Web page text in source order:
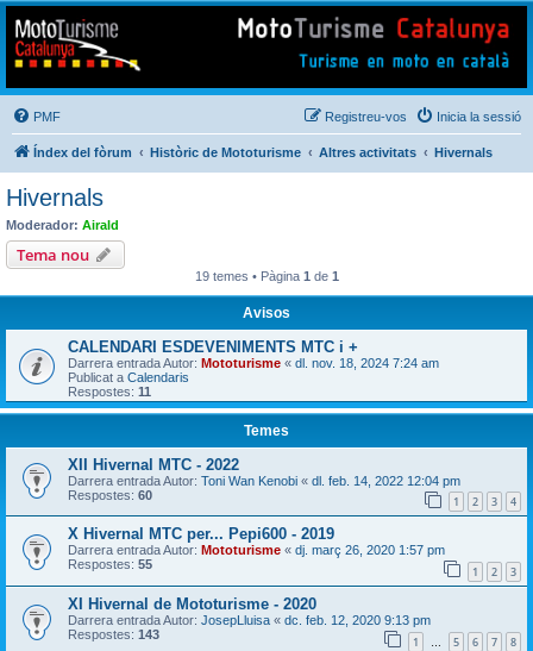
Mototurisme
Turisme en moto en català
PMF Inicia la sessió
Registreu-vos
Índex del fòrum Històric de Mototurisme Altres activitats Hivernals
Hivernals
Moderador: Airald
Tema nou
19 temes • Pàgina 1 de 1
Avisos
CALENDARI ESDEVENIMENTS MTC i +
Darrera entrada Autor: Mototurisme « dl. nov. 18, 2024 7:24 am
Publicat a Calendaris
Respostes: 11
Temes
XII Hivernal MTC - 2022
Darrera entrada Autor: Toni Wan Kenobi « dl. feb. 14, 2022 12:04 pm
Respostes: 60 1 2 3 4
X Hivernal MTC per... Pepi600 - 2019
Darrera entrada Autor: Mototurisme « dj. març 26, 2020 1:57 pm
Respostes: 55 1 2 3
XI Hivernal de Mototurisme - 2020
Darrera entrada Autor: JosepLluisa « dc. feb. 12, 2020 9:13 pm
Respostes: 143 1 … 5 6 7 8